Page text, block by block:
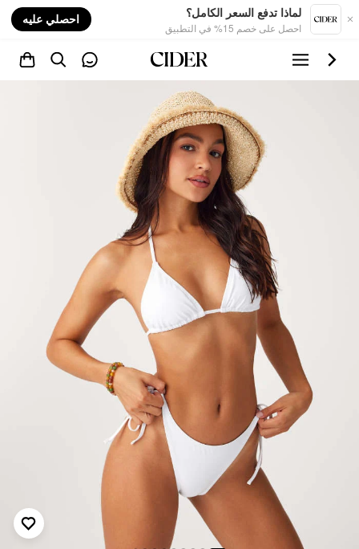
لماذا تدفع السعر الكامل؟
احصل على خصم 15% في التطبيق
احصلي عليه